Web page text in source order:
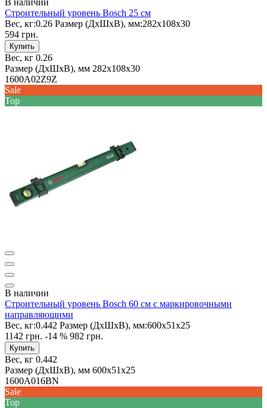
Строительный уровень Bosch 25 см
Вес, кг:0.26 Размер (ДxШxВ), мм:282х108х30
594 грн.
Купить
Вес, кг 0.26
Размер (ДxШxВ), мм 282х108х30
1600A02Z9Z
Sale
Top
В наличии
Строительный уровень Bosch 60 см с маркировочными
направляющими
Вес, кг:0.442 Размер (ДxШxВ), мм:600x51x25
1142 грн. -14 % 982 грн.
Купить
Вес, кг 0.442
Размер (ДxШxВ), мм 600x51x25
1600A016BN
Sale
Top